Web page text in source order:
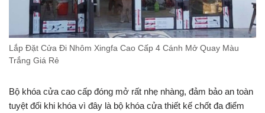
Lắp Đặt Cửa Đi Nhôm Xingfa Cao Cấp 4 Cánh Mở Quay Màu
Trắng Giá Rẻ
Bộ khóa cửa cao cấp đóng mở rất nhẹ nhàng, đảm bảo an toàn
tuyệt đối khi khóa vì đây là bộ khóa cửa thiết kế chốt đa điểm